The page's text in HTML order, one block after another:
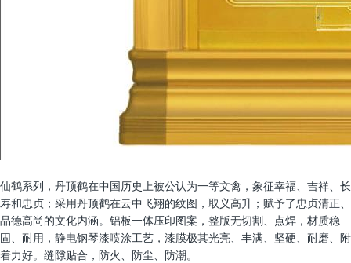
仙鹤系列，丹顶鹤在中国历史上被公认为一等文禽，象征幸福、吉祥、长
寿和忠贞；采用丹顶鹤在云中飞翔的纹图，取义高升；赋予了忠贞清正、
品德高尚的文化内涵。铝板一体压印图案，整版无切割、点焊，材质稳
固、耐用，静电钢琴漆喷涂工艺，漆膜极其光亮、丰满、坚硬、耐磨、附
着力好。缝隙贴合，防火、防尘、防潮。